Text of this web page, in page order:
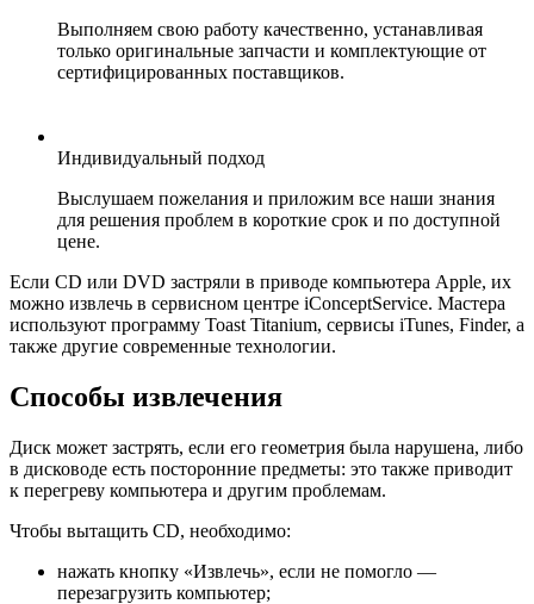
Выполняем свою работу качественно, устанавливая
только оригинальные запчасти и комплектующие от
сертифицированных поставщиков.
Индивидуальный подход
Выслушаем пожелания и приложим все наши знания
для решения проблем в короткие срок и по доступной
цене.
Если СD или DVD застряли в приводе компьютера Apple, их
можно извлечь в сервисном центре iConceptService. Мастера
используют программу Toast Titanium, сервисы iTunes, Finder, а
также другие современные технологии.
Способы извлечения
Диск может застрять, если его геометрия была нарушена, либо
в дисководе есть посторонние предметы: это также приводит
к перегреву компьютера и другим проблемам.
Чтобы вытащить CD, необходимо:
нажать кнопку «Извлечь», если не помогло —
перезагрузить компьютер;